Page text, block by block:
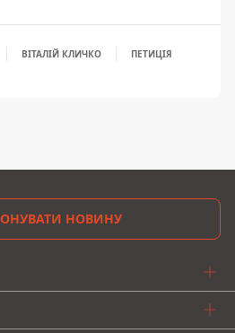
ВІТАЛІЙ КЛИЧКО ПЕТИЦІЯ
НОВИНУ